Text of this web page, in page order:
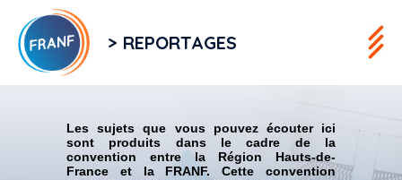
> REPORTAGES
Les sujets que vous pouvez écouter ici
sont produits dans le cadre de la
convention entre la Région Hauts-de-
France et la FRANF. Cette convention